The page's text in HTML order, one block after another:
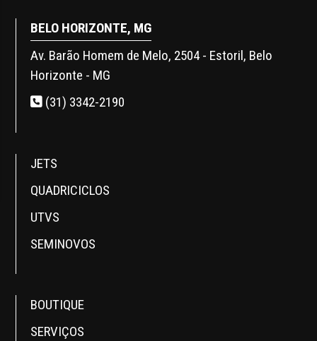
BELO HORIZONTE, MG
Av. Barão Homem de Melo, 2504 - Estoril, Belo
Horizonte - MG
(31) 3342-2190
JETS
QUADRICICLOS
UTVS
SEMINOVOS
BOUTIQUE
SERVIÇOS